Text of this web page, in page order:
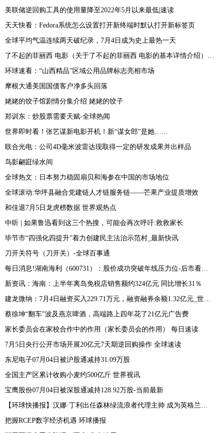
美联储逆回购工具的使用量降至2022年5月以来最低|速读
天天快看：Fedora系统怎么设置打开新终端时默认打开新标签页
全球平均气温连续两天破纪录，7月4日成为史上最热一天
了不起的菲丽西 电影（关于了不起的菲丽西 电影的基本详情介绍）_快播
环球速看：“山西精品”区域公用品牌标志亮相市场
摩根大通美国国债客户净多头回落
姥姥的饺子馆剧情分集介绍 姥姥的饺子
郑训东：炒股票需要天赋-全球热闻
世界即时看！张艺谋新电影开机！新“谋女郎”是她……
联合光电：公司4D毫米波雷达现取得一定的研发成果并出样品
鸟影翩跹绿水间
全球热文：日本努力稳固扇贝和海参在中国的市场地位
全球滚动:华坪县融合党建链人才链服务链——芒果产业提质增效
和佳退7月5日龙虎榜数据 世界观热点
中听 | 如果鲁迅看到这三个热搜，可能会再次呼吁:救救家长
毕节市“四强化四提升”着力创建民主法治示范村_最新快讯
刀开关符号（刀开关）-全球百事通
每日消息!湖南海利（600731）：股价成功突破年线压力位-后市看多（涨）（07-05）
新资讯：海南：上半年离岛免税店销售额约324亿元 同比增长31％
建龙微纳：7月4日融资买入229.71万元，融资融券余额1.32亿元_世界快资讯
​蔡徐坤“翻车”波及燕京啤酒，高端路上四年花了21亿元广告费
家长委员会在家校合作中的作用（家长委员会的作用） 每日速读
7月5日央行公开市场开展20亿元7天期逆回购操作 全球速读
东尼电子07月04日被沪股通减持31.09万股
全国主产区累计收购小麦约500亿斤 世界视讯
宝鹰股份07月04日被深股通减持128.92万股-当前最新
【环球快播报】汉娜·丁利出任森林绿流浪者代理主帅 成为英格兰前四级别联赛首位女教练
把握RCEP数字经济机遇 环球播报